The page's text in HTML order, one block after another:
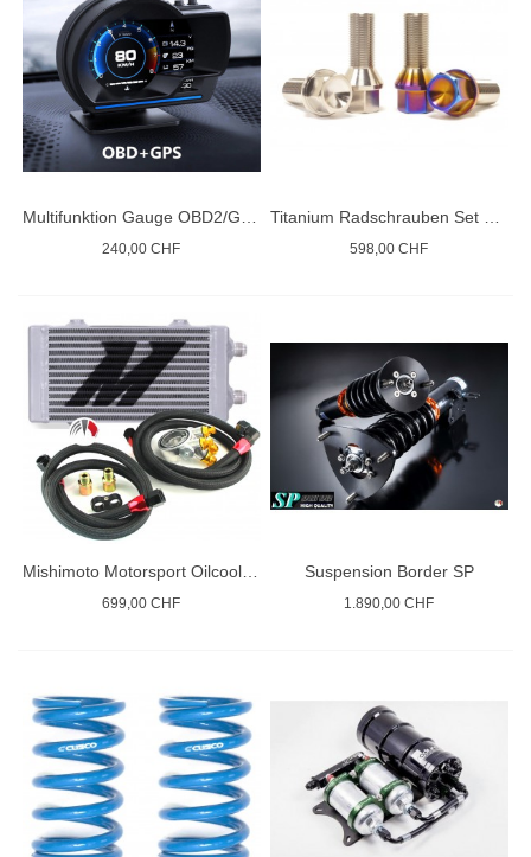
Multifunktion Gauge OBD2/GPS
240,00 CHF
Titanium Radschrauben Set BMW / Toyota Supra GR
598,00 CHF
Mishimoto Motorsport Oilcooler R
699,00 CHF
Suspension Border SP
1.890,00 CHF